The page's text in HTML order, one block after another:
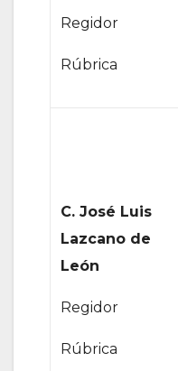
Regidor
Rúbrica
C. José Luis
Lazcano de
León
Regidor
Rúbrica